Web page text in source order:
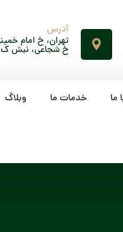
آدرس
تهران، خ امام
خ شجاعی، نبش ک پور
ما خدمات ما وبلاگ